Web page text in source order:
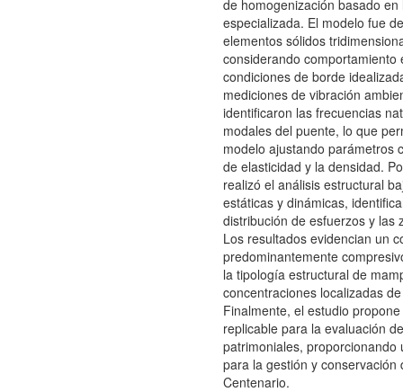
de homogenización basado en
especializada. El modelo fue
elementos sólidos
considerando comportamiento
condiciones de borde
mediciones de vibración
identificaron las frecuencias
modales del puente, lo que
modelo ajustando parámetros
de elasticidad y la densidad.
realizó el análisis estructural
estáticas y dinámicas,
distribución de esfuerzos y las
Los resultados evidencian un
predominantemente
la tipología estructural de
concentraciones localizadas
Finalmente, el estudio
replicable para la evaluación
patrimoniales, proporcionando
para la gestión y conservación
Centenario.